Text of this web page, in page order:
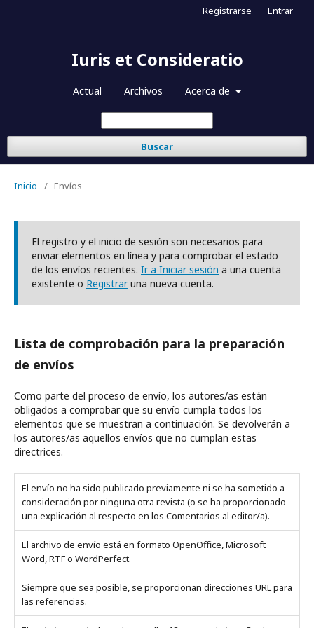
Iuris et Consideratio
Actual Archivos Acerca de
Buscar
Registrarse Entrar
Inicio / Envíos
El registro y el inicio de sesión son necesarios para
enviar elementos en línea y para comprobar el estado
de los envíos recientes. Ir a Iniciar sesión a una cuenta
existente o Registraruna nueva cuenta.
Lista de comprobación para la preparación
de envíos
Como parte del proceso de envío, los autores/as están
obligados a comprobar que su envío cumpla todos los
elementos que se muestran a continuación. Se devolverán a
los autores/as aquellos envíos que no cumplan estas
directrices.
El envío no ha sido publicado previamente ni se ha sometido a
consideración por ninguna otra revista (o se ha proporcionado
una explicación al respecto en los Comentarios al editor/a).
El archivo de envío está en formato OpenOffice, Microsoft
Word, RTF o WordPerfect.
Siempre que sea posible, se proporcionan direcciones URL para
las referencias.